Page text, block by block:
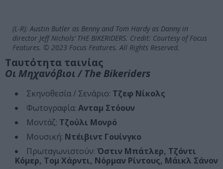
(L-R): Austin Butler as Benny and Tom Hardy as Danny in
director Jeff Nichols’ THE BIKERIDERS. Credit: Courtesy of Focus
Features. © 2023 Focus Features. All Rights Reserved.
Ταυτότητα ταινίας
Οι Μηχανόβιοι / The Bikeriders
Σκηνοθεσία / Σενάριο: Τζεφ Νίκολς
Φωτογραφία: Ανταμ Στόουν
Μοντάζ: Τζούλι Μονρό
Μουσική: Ντέιβιντ Γουίνγκο
Πρωταγωνιστούν: Όστιν Μπάτλερ, Τζόντι
Κόμερ, Τομ Χάρντι, Νόρμαν Ρίντους, Μάικλ Σάνον